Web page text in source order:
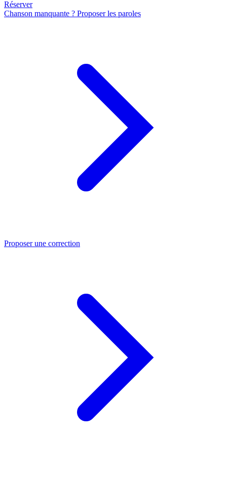
Réserver
Chanson manquante ? Proposer les paroles
Proposer une correction